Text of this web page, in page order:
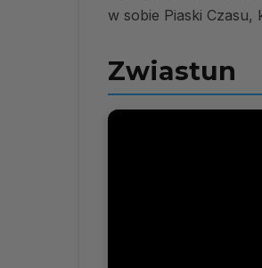
w sobie Piaski
Zwiastun